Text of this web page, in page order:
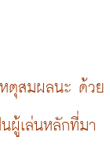
หตุสมผลนะ ด้วย
ผู้เล่นหลักที่มา